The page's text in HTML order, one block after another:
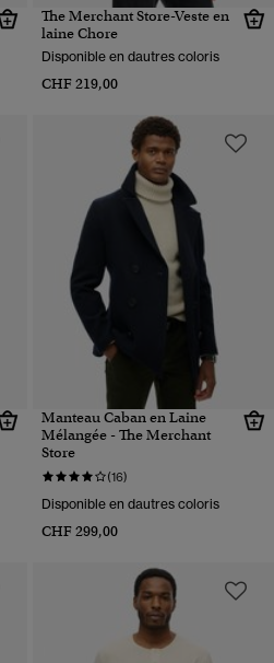
The Merchant Store-Veste en
laine Chore
Disponible en dautres coloris
CHF 219,00
Manteau Caban en Laine
Mélangée - The Merchant
Store
(16)
Disponible en dautres coloris
CHF 299,00